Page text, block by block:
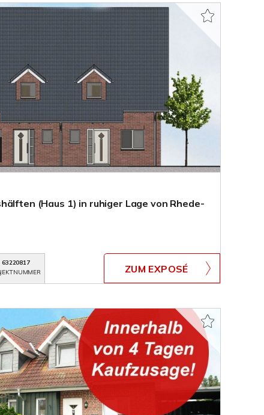
(Haus 1) in ruhiger Lage von Rhede-
63220817
ZUM EXPOSÉ